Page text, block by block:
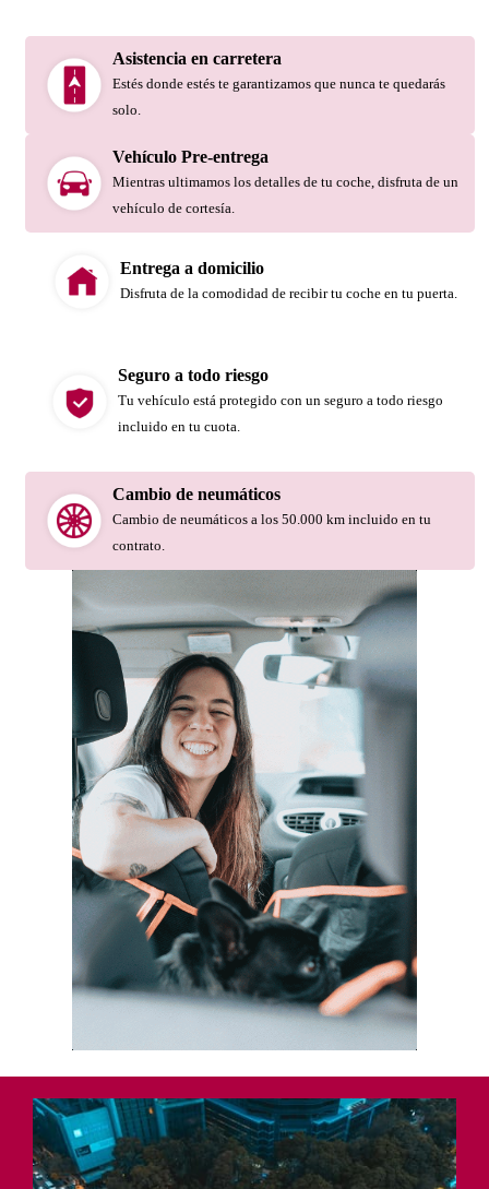
Asistencia en carretera
Estés donde estés te garantizamos que nunca te quedarás
solo.
Vehículo Pre-entrega
Mientras ultimamos los detalles de tu coche, disfruta de un
vehículo de cortesía.
Entrega a domicilio
Disfruta de la comodidad de recibir tu coche en tu puerta.
Seguro a todo riesgo
Tu vehículo está protegido con un seguro a todo riesgo
incluido en tu cuota.
Cambio de neumáticos
Cambio de neumáticos a los 50.000 km incluido en tu
contrato.